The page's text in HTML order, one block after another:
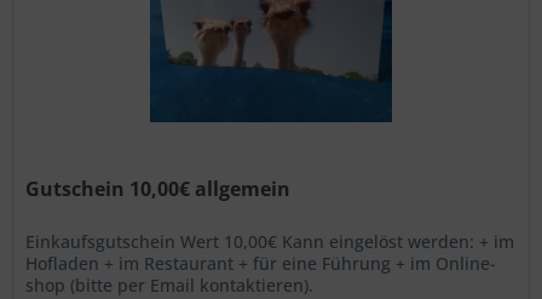
Gutschein 10,00€ allgemein
Einkaufsgutschein Wert 10,00€ Kann eingelöst werden: + im
Hofladen + im Restaurant + für eine Führung + im Online-
shop (bitte per Email kontaktieren).